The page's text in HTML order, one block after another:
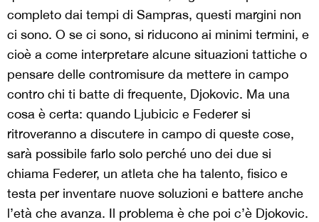
completo dai tempi di Sampras, questi margini non
ci sono. O se ci sono, si riducono ai minimi termini, e
cioè a come interpretare alcune situazioni tattiche o
pensare delle contromisure da mettere in campo
contro chi ti batte di frequente, Djokovic. Ma una
cosa è certa: quando Ljubicic e Federer si
ritroveranno a discutere in campo di queste cose,
sarà possibile farlo solo perché uno dei due si
chiama Federer, un atleta che ha talento, fisico e
testa per inventare nuove soluzioni e battere anche
l’età che avanza. Il problema è che poi c’è Djokovic.